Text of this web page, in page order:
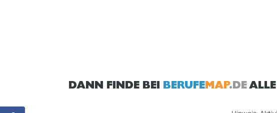
DANN FINDE BEI BERUFEMAP.DE